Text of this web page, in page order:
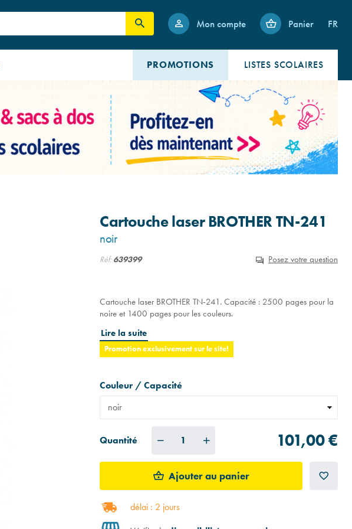
Mon compte Panier FR
LISTES SCOLAIRES
PROMOTIONS
Cartouche laser BROTHER TN-241
noir
Réf: 639399 Posez votre question
Cartouche laser BROTHER TN-241. Capacité : 2500 pages pour la
noire et 1400 pages pour les couleurs.
Lire la suite
Promotion exclusivement sur le site!
Couleur / Capacité
Quantité 101,00 €
Ajouter au panier
délai : 2 jours